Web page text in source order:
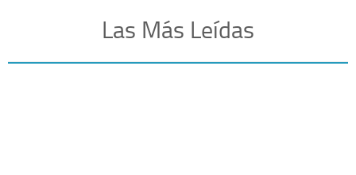
Las Más Leídas